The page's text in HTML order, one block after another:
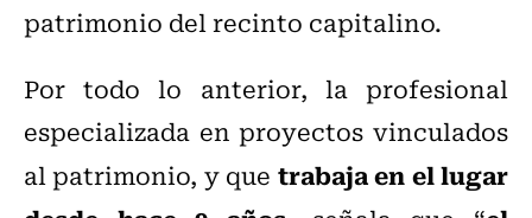
patrimonio del recinto capitalino.
Por todo lo anterior, la profesional
especializada en proyectos vinculados
al patrimonio, y que trabaja en el lugar